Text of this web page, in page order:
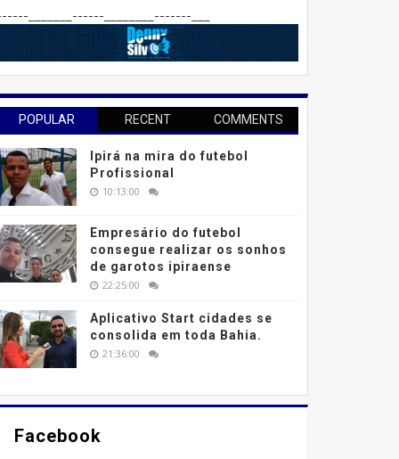
_______------________-------___
POPULAR RECENT COMMENTS
Ipirá na mira do futebol
Profissional
10:13:00
Empresário do futebol
consegue realizar os sonhos
de garotos ipiraense
22:25:00
Aplicativo Start cidades se
consolida em toda Bahia.
21:36:00
Facebook